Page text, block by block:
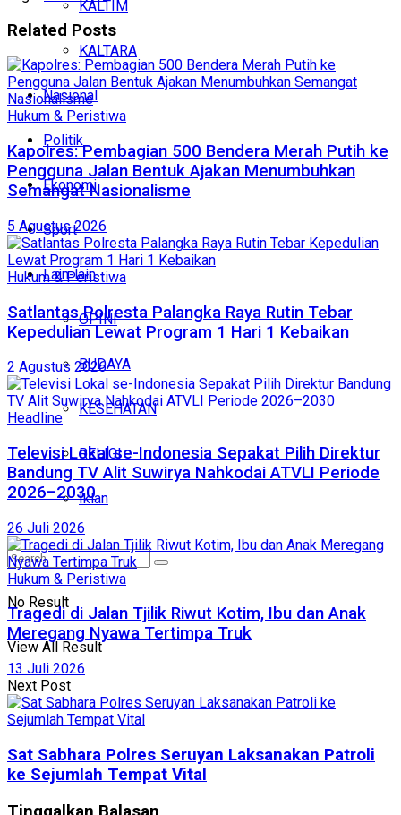
KALTIM
KALTARA
Nasional
Politik
Ekonomi
Sport
Lain-lain
OPINI
BUDAYA
KESEHATAN
RELIGI
Iklan
No Result
View All Result
Related Posts
Hukum & Peristiwa
Kapolres: Pembagian 500 Bendera Merah Putih ke
Pengguna Jalan Bentuk Ajakan Menumbuhkan
Semangat Nasionalisme
5 Agustus 2026
Hukum & Peristiwa
Satlantas Polresta Palangka Raya Rutin Tebar
Kepedulian Lewat Program 1 Hari 1 Kebaikan
2 Agustus 2026
Headline
Televisi Lokal se-Indonesia Sepakat Pilih Direktur
Bandung TV Alit Suwirya Nahkodai ATVLI Periode
2026–2030
26 Juli 2026
Hukum & Peristiwa
Tragedi di Jalan Tjilik Riwut Kotim, Ibu dan Anak
Meregang Nyawa Tertimpa Truk
13 Juli 2026
Next Post
Sat Sabhara Polres Seruyan Laksanakan Patroli
ke Sejumlah Tempat Vital
Tinggalkan Balasan